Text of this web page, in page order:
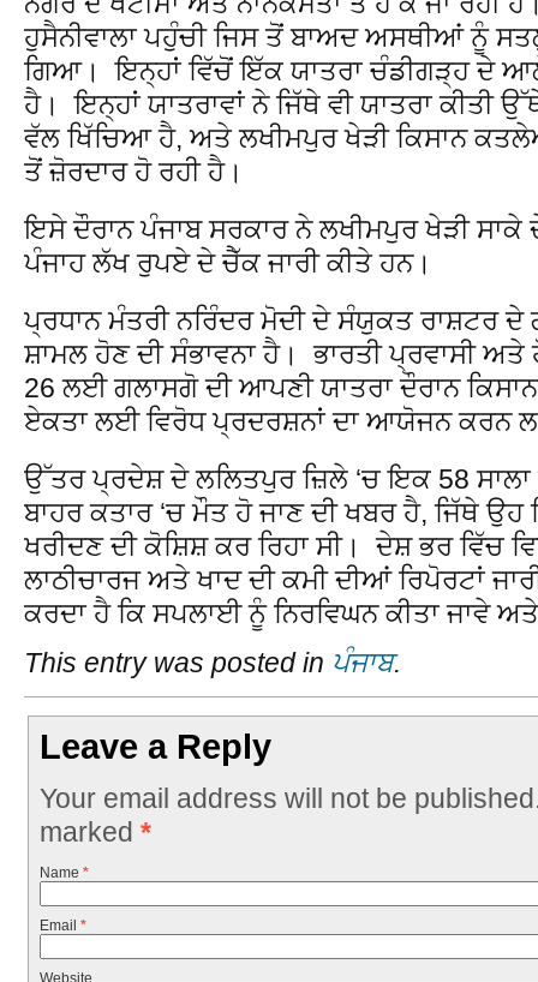
ਹੁਸੈਨੀਵਾਲਾ ਪਹੁੰਚੀ ਜਿਸ ਤੋਂ ਬਾਅਦ ਅਸਥੀਆਂ ਨੂੰ
ਗਿਆ। ਇਨ੍ਹਾਂ ਵਿੱਚੋਂ ਇੱਕ ਯਾਤਰਾ ਚੰਡੀਗੜ੍ਹ ਦੇ
ਹੈ। ਇਨ੍ਹਾਂ ਯਾਤਰਾਵਾਂ ਨੇ ਜਿੱਥੇ ਵੀ ਯਾਤਰਾ ਕੀਤੀ
ਵੱਲ ਖਿੱਚਿਆ ਹੈ, ਅਤੇ ਲਖੀਮਪੁਰ ਖੇੜੀ ਕਿਸਾਨ
ਤੋਂ ਜ਼ੋਰਦਾਰ ਹੋ ਰਹੀ ਹੈ।
ਇਸੇ ਦੌਰਾਨ ਪੰਜਾਬ ਸਰਕਾਰ ਨੇ ਲਖੀਮਪੁਰ ਖੇੜੀ ਸਾਕੇ
ਪੰਜਾਹ ਲੱਖ ਰੁਪਏ ਦੇ ਚੈੱਕ ਜਾਰੀ ਕੀਤੇ ਹਨ।
ਪ੍ਰਧਾਨ ਮੰਤਰੀ ਨਰਿੰਦਰ ਮੋਦੀ ਦੇ ਸੰਯੁਕਤ ਰਾਸ਼ਟਰ
ਸ਼ਾਮਲ ਹੋਣ ਦੀ ਸੰਭਾਵਨਾ ਹੈ। ਭਾਰਤੀ ਪ੍ਰਵਾਸੀ
26 ਲਈ ਗਲਾਸਗੋ ਦੀ ਆਪਣੀ ਯਾਤਰਾ ਦੌਰਾਨ
ਏਕਤਾ ਲਈ ਵਿਰੋਧ ਪ੍ਰਦਰਸ਼ਨਾਂ ਦਾ ਆਯੋਜਨ ਕਰਨ
ਉੱਤਰ ਪ੍ਰਦੇਸ਼ ਦੇ ਲਲਿਤਪੁਰ ਜ਼ਿਲੇ ‘ਚ ਇਕ 58 ਸਾਲਾ
ਬਾਹਰ ਕਤਾਰ ‘ਚ ਮੌਤ ਹੋ ਜਾਣ ਦੀ ਖਬਰ ਹੈ, ਜਿੱਥੇ ਉਹ
ਖਰੀਦਣ ਦੀ ਕੋਸ਼ਿਸ਼ ਕਰ ਰਿਹਾ ਸੀ। ਦੇਸ਼ ਭਰ ਵਿੱਚ
ਲਾਠੀਚਾਰਜ ਅਤੇ ਖਾਦ ਦੀ ਕਮੀ ਦੀਆਂ ਰਿਪੋਰਟਾਂ
ਕਰਦਾ ਹੈ ਕਿ ਸਪਲਾਈ ਨੂੰ ਨਿਰਵਿਘਨ ਕੀਤਾ ਜਾਵੇ
This entry was posted in ਪੰਜਾਬ.
Leave a Reply
Your email address will not be
marked *
Name *
Email *
Website